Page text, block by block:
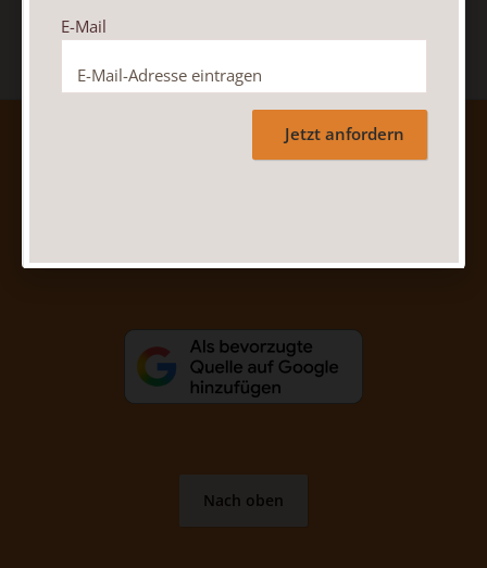
AGB und Widerrufsbelehrung
Datenschutz
Nach oben
E-Mail
Jetzt anfordern